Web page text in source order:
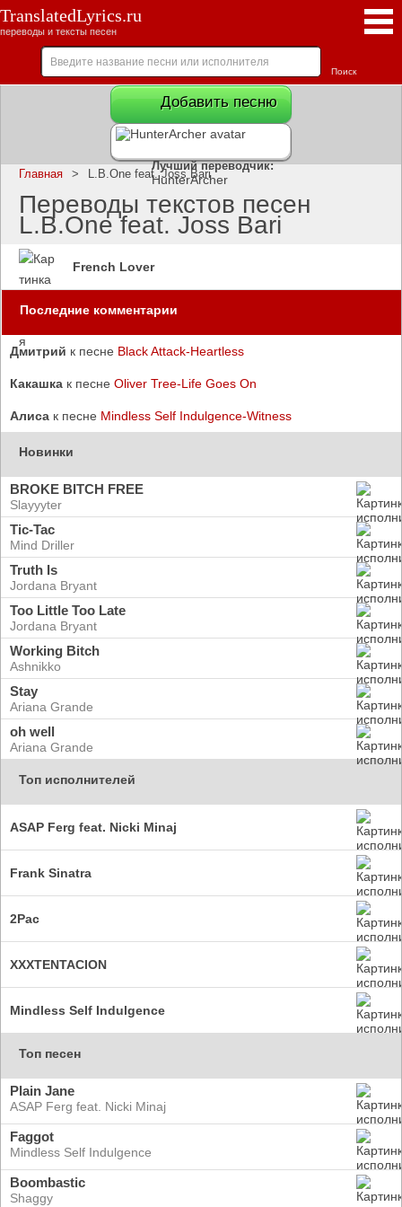
TranslatedLyrics.ru
переводы и тексты песен
Добавить песню
Лучший переводчик:
HunterArcher
Главная > L.B.One feat. Joss Bari
Переводы текстов песен
L.B.One feat. Joss Bari
French Lover
Последние комментарии
Дмитрий к песне Black Attack-Heartless
Какашка к песне Oliver Tree-Life Goes On
Алиса к песне Mindless Self Indulgence-Witness
Новинки
BROKE BITCH FREE
Slayyyter
Tic-Tac
Mind Driller
Truth Is
Jordana Bryant
Too Little Too Late
Jordana Bryant
Working Bitch
Ashnikko
Stay
Ariana Grande
oh well
Ariana Grande
Топ исполнителей
ASAP Ferg feat. Nicki Minaj
Frank Sinatra
2Pac
XXXTENTACION
Mindless Self Indulgence
Топ песен
Plain Jane
ASAP Ferg feat. Nicki Minaj
Faggot
Mindless Self Indulgence
Boombastic
Shaggy